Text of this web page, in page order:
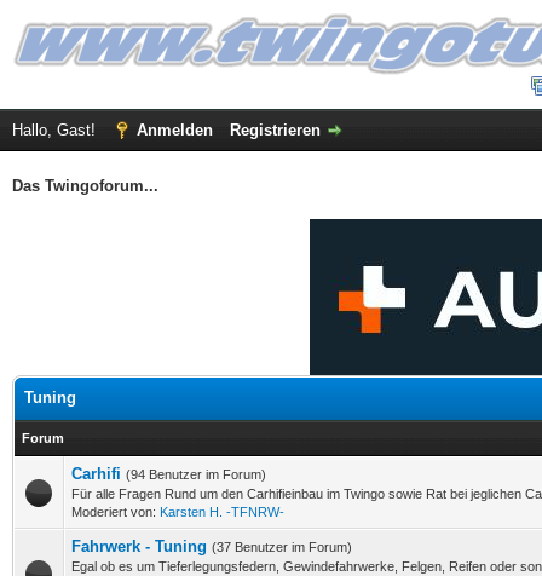
Hallo, Gast! Anmelden Registrieren
Das Twingoforum...
Tuning
Forum
Carhifi (94 Benutzer im Forum)
Für alle Fragen Rund um den Carhifieinbau im Twingo sowie Rat bei jeglichen
Moderiert von: Karsten H. -TFNRW-
Fahrwerk - Tuning (37 Benutzer im Forum)
Egal ob es um Tieferlegungsfedern, Gewindefahrwerke, Felgen, Reifen oder